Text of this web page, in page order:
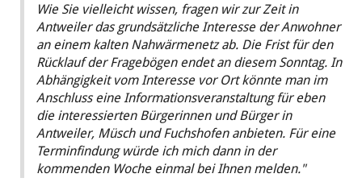
Wie Sie vielleicht wissen, fragen wir zur Zeit in
Antweiler das grundsätzliche Interesse der Anwohner
an einem kalten Nahwärmenetz ab. Die Frist für den
Rücklauf der Fragebögen endet an diesem Sonntag. In
Abhängigkeit vom Interesse vor Ort könnte man im
Anschluss eine Informationsveranstaltung für eben
die interessierten Bürgerinnen und Bürger in
Antweiler, Müsch und Fuchshofen anbieten. Für eine
Terminfindung würde ich mich dann in der
kommenden Woche einmal bei Ihnen melden."